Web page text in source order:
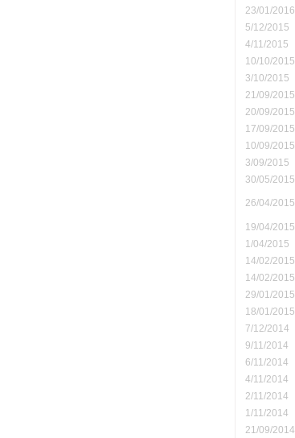
23/01/2016
5/12/2015
4/11/2015
10/10/2015
3/10/2015
21/09/2015
20/09/2015
17/09/2015
10/09/2015
3/09/2015
30/05/2015
26/04/2015
19/04/2015
1/04/2015
14/02/2015
14/02/2015
29/01/2015
18/01/2015
7/12/2014
9/11/2014
6/11/2014
4/11/2014
2/11/2014
1/11/2014
21/09/2014